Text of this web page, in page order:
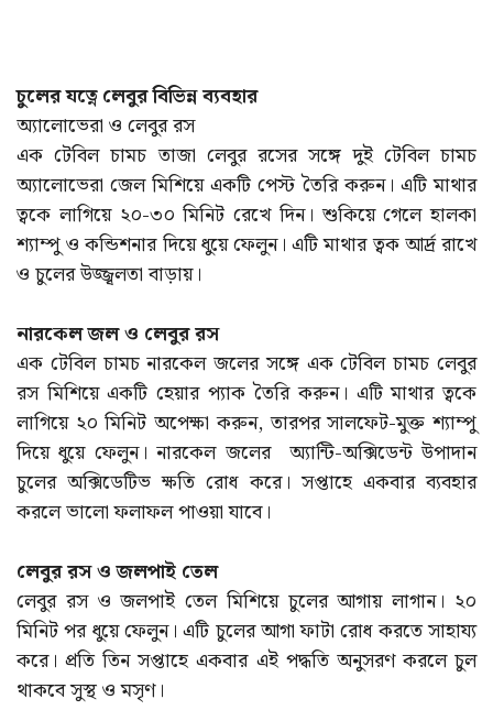
চুলের যত্নে লেবুর বিভিন্ন ব্যবহার
অ্যালোভেরা ও লেবুর রস
এক টেবিল চামচ তাজা লেবুর রসের সঙ্গে দুই টেবিল চামচ
অ্যালোভেরা জেল মিশিয়ে একটি পেস্ট তৈরি করুন। এটি মাথার
ত্বকে লাগিয়ে ২০-৩০ মিনিট রেখে দিন। শুকিয়ে গেলে হালকা
শ্যাম্পু ও কন্ডিশনার দিয়ে ধুয়ে ফেলুন। এটি মাথার ত্বক আর্দ্র রাখে
ও চুলের উজ্জ্বলতা বাড়ায়।
নারকেল জল ও লেবুর রস
এক টেবিল চামচ নারকেল জলের সঙ্গে এক টেবিল চামচ লেবুর
রস মিশিয়ে একটি হেয়ার প্যাক তৈরি করুন। এটি মাথার ত্বকে
লাগিয়ে ২০ মিনিট অপেক্ষা করুন, তারপর সালফেট-মুক্ত শ্যাম্পু
দিয়ে ধুয়ে ফেলুন। নারকেল জলের অ্যান্টি-অক্সিডেন্ট উপাদান
চুলের অক্সিডেটিভ ক্ষতি রোধ করে। সপ্তাহে একবার ব্যবহার
করলে ভালো ফলাফল পাওয়া যাবে।
লেবুর রস ও জলপাই তেল
লেবুর রস ও জলপাই তেল মিশিয়ে চুলের আগায় লাগান। ২০
মিনিট পর ধুয়ে ফেলুন। এটি চুলের আগা ফাটা রোধ করতে সাহায্য
করে। প্রতি তিন সপ্তাহে একবার এই পদ্ধতি অনুসরণ করলে চুল
থাকবে সুস্থ ও মসৃণ।